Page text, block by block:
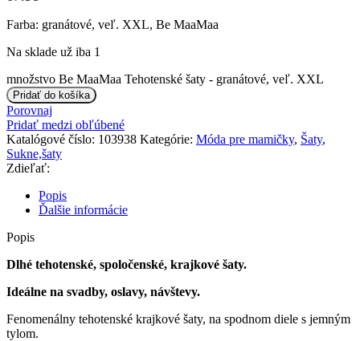
Farba: granátové, veľ. XXL, Be MaaMaa
Na sklade už iba 1
množstvo Be MaaMaa Tehotenské šaty - granátové, veľ. XXL
Pridať do košíka
Porovnaj
Pridať medzi obľúbené
Katalógové číslo: 103938 Kategórie: Móda pre mamičky, Šaty,
Sukne,šaty
Zdieľať:
Popis
Ďalšie informácie
Popis
Dlhé tehotenské, spoločenské, krajkové šaty.
Ideálne na svadby, oslavy, návštevy.
Fenomenálny tehotenské krajkové šaty, na spodnom diele s jemným
tylom.